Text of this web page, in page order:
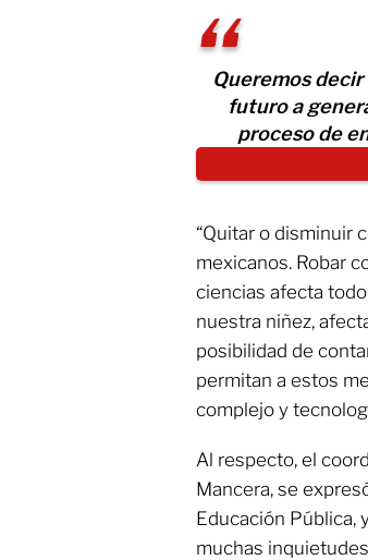
Queremos
futuro a
proceso de
“Quitar o disminuir
mexicanos. Robar
ciencias afecta
nuestra niñez,
posibilidad de
permitan a estos
complejo y
Al respecto, el
Mancera, se
Educación Pública,
muchas